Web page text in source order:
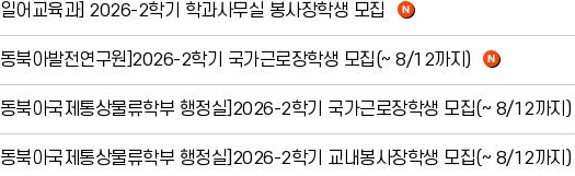
[일어교육과] 2026-2학기 학과사무실 봉사장학생 모집
[동북아발전연구원]2026-2학기 국가근로장학생 모집(~ 8/12까지)
[동북아국제통상물류학부 행정실]2026-2학기 국가근로장학생 모집(~ 8/12까지)
[동북아국제통상물류학부 행정실]2026-2학기 교내봉사장학생 모집(~ 8/12까지)